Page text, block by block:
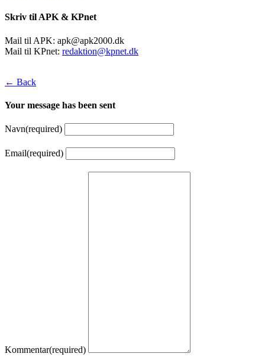
Skriv til APK & KPnet
Mail til APK: apk@apk2000.dk
Mail til KPnet: redaktion@kpnet.dk
← Back
Your message has been sent
Navn(required)
Email(required)
Kommentar(required)